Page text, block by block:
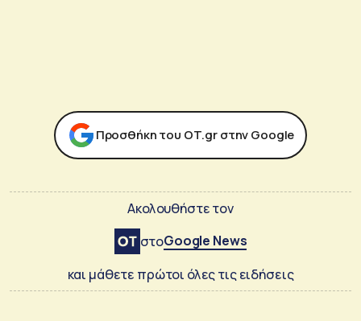
Προσθήκη του ΟΤ.gr στην Google
Ακολουθήστε τον
στοGoogle News
και μάθετε πρώτοι όλες τις ειδήσεις